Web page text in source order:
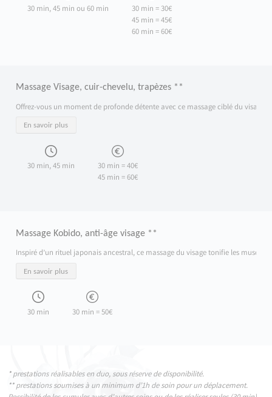
30 min, 45 min ou 60 min
30 min = 30€
45 min = 45€
60 min = 60€
Massage Visage, cuir-chevelu, trapèzes **
Offrez-vous un moment de profonde détente avec ce massage ciblé du
En savoir plus
30 min, 45 min
30 min = 40€
45 min = 60€
Massage Kobido, anti-âge visage **
Inspiré d’un rituel japonais ancestral, ce massage du visage tonifie les
En savoir plus
30 min 30 min = 50€
* prestations réalisables en duo, sous réserve de disponibilité.
** prestations soumises à un minimum d’1h de soin pour un déplacement.